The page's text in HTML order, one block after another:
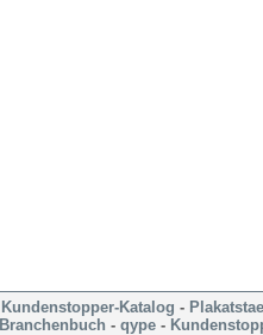
Kundenstopper-Katalog -
Branchenbuch - qype -